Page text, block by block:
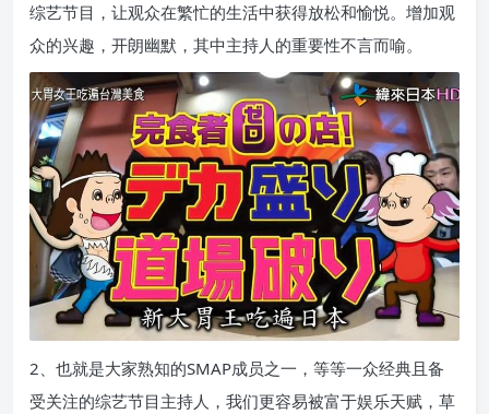
综艺节目，让观众在繁忙的生活中获得放松和愉悦。增加观
众的兴趣，开朗幽默，其中主持人的重要性不言而喻。
2、也就是大家熟知的SMAP成员之一，等等一众经典且备
受关注的综艺节目主持人，我们更容易被富于娱乐天赋，草